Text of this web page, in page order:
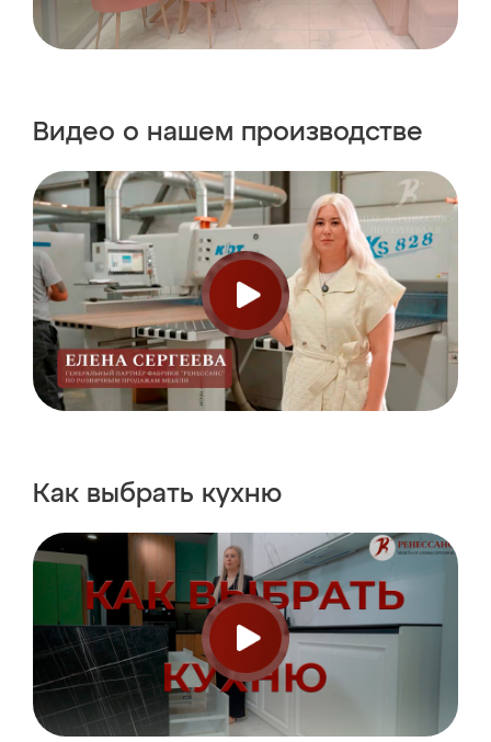
Видео о нашем производстве
Как выбрать кухню